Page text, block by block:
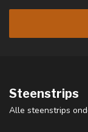
Steenstrips
Alle steenstrips